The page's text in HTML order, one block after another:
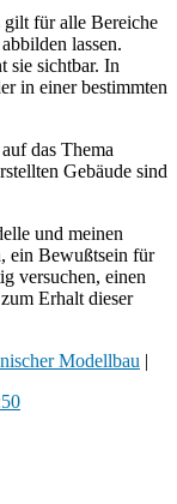
gilt für alle Bereiche
lassen.
sie sichtbar. In
in einer bestimmten
das Thema
Gebäude sind
und meinen
ein Bewußtsein für
versuchen, einen
Erhalt dieser
Modellbau |